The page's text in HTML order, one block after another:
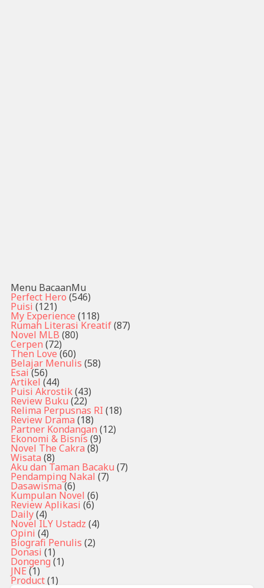
Menu BacaanMu
Perfect Hero (546)
Puisi (121)
My Experience (118)
Rumah Literasi Kreatif(87)
Novel MLB (80)
Cerpen (72)
Then Love (60)
Belajar Menulis (58)
Esai (56)
Artikel (44)
Puisi Akrostik(43)
Review Buku (22)
Relima Perpusnas RI (18)
Review Drama (18)
Partner Kondangan (12)
Ekonomi & Bisnis (9)
Novel The Cakra (8)
Wisata (8)
Aku dan Taman Bacaku (7)
Pendamping Nakal (7)
Dasawisma (6)
Kumpulan Novel (6)
Review Aplikasi (6)
Daily(4)
Novel ILY Ustadz (4)
Opini (4)
Biografi Penulis (2)
Donasi (1)
Dongeng (1)
JNE (1)
Product(1)